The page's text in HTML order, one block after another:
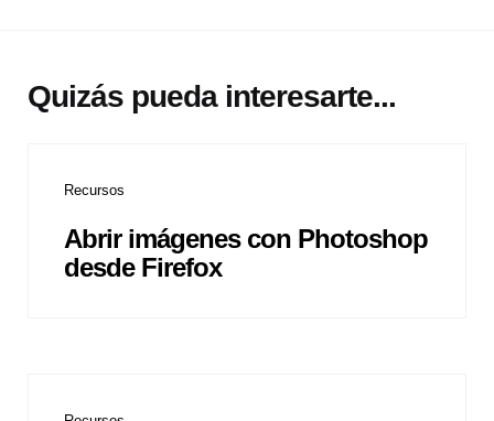
Quizás pueda interesarte...
Recursos
Abrir imágenes con Photoshop
desde Firefox